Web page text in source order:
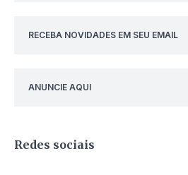
RECEBA NOVIDADES EM SEU EMAIL
ANUNCIE AQUI
Redes sociais